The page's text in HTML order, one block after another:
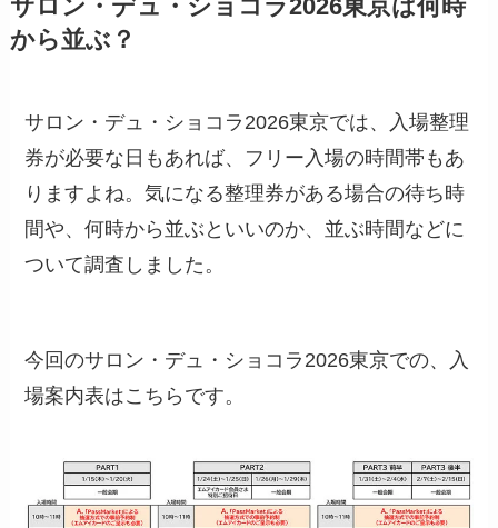
サロン・デュ・ショコラ2026東京は何時
から並ぶ？
サロン・デュ・ショコラ2026東京では、入場整理
券が必要な日もあれば、フリー入場の時間帯もあ
りますよね。気になる整理券がある場合の待ち時
間や、何時から並ぶといいのか、並ぶ時間などに
ついて調査しました。
今回のサロン・デュ・ショコラ2026東京での、入
場案内表はこちらです。